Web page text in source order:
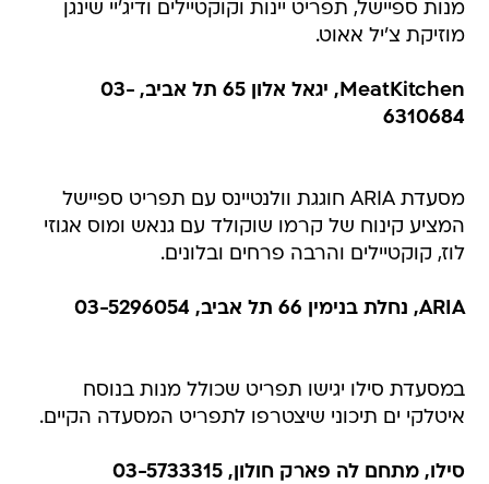
מנות ספיישל, תפריט יינות וקוקטיילים ודיג'יי שינגן
מוזיקת צ'יל אאוט.
MeatKitchen, יגאל אלון 65 תל אביב, 03-
6310684
מסעדת ARIA חוגגת וולנטיינס עם תפריט ספיישל
המציע קינוח של קרמו שוקולד עם גנאש ומוס אגוזי
לוז, קוקטיילים והרבה פרחים ובלונים.
ARIA, נחלת בנימין 66 תל אביב, 03-5296054
במסעדת סילו יגישו תפריט שכולל מנות בנוסח
איטלקי ים תיכוני שיצטרפו לתפריט המסעדה הקיים.
סילו, מתחם לה פארק חולון, 03-5733315